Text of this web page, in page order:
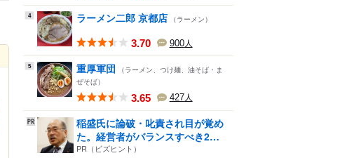
4 ラーメン二郎 京都店 （ラーメン）
3.70 900人
5 重厚軍団
（ラーメン、つけ麺、油そば・ま
ぜそば）
3.65 427人
稲盛氏に論破・叱責され目が覚め
た。経営者がバランスすべき2
つ...
PR（ビズヒント）